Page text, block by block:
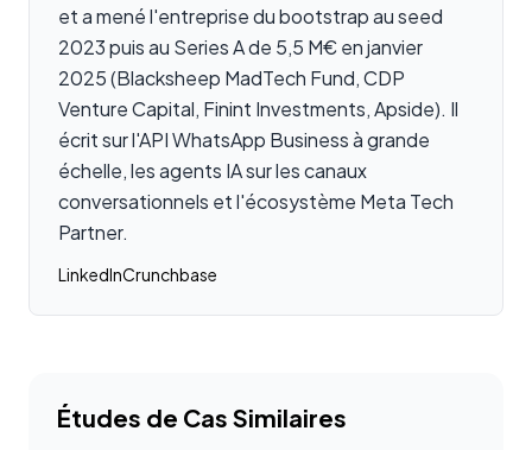
et a mené l'entreprise du bootstrap au seed
2023 puis au Series A de 5,5 M€ en janvier
2025 (Blacksheep MadTech Fund, CDP
Venture Capital, Finint Investments, Apside). Il
écrit sur l'API WhatsApp Business à grande
échelle, les agents IA sur les canaux
conversationnels et l'écosystème Meta Tech
Partner.
LinkedInCrunchbase
Études de Cas Similaires